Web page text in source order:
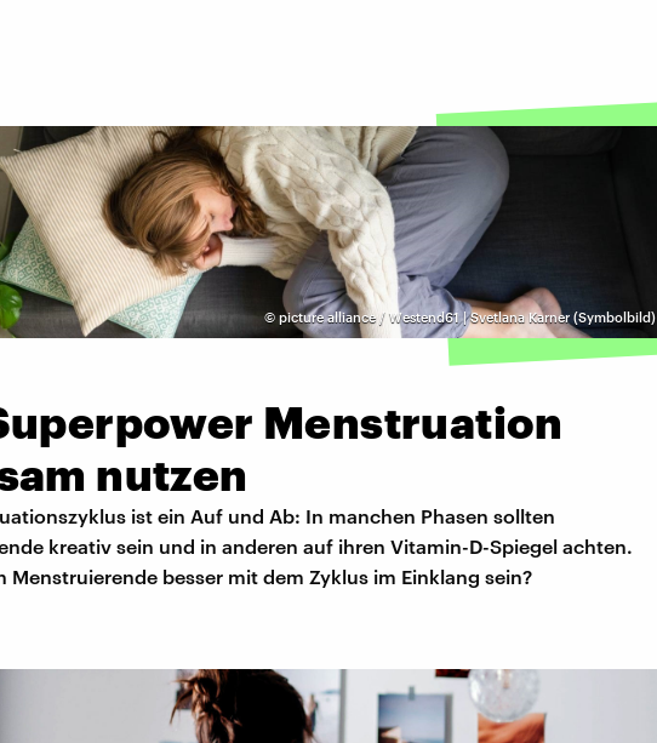
© picture alliance / Westend61 | Svetlana Karner (Symbolbild)
Menstruation
nutzen
ist ein Auf und Ab: In manchen Phasen sollten
kreativ sein und in anderen auf ihren Vitamin-D-Spiegel achten.
Menstruierende besser mit dem Zyklus im Einklang sein?